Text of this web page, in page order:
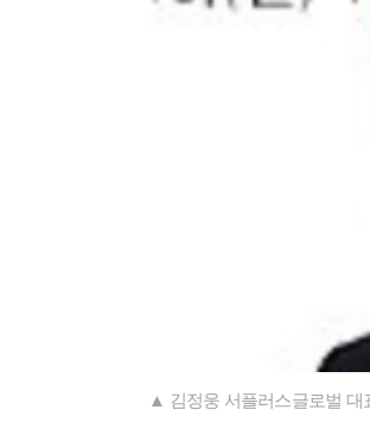
▲ 김정웅 서플러스글로벌 대